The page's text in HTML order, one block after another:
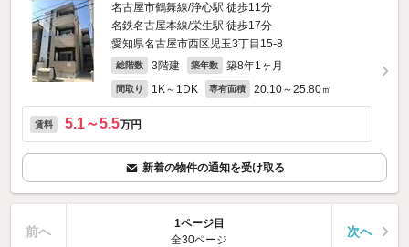
名古屋市鶴舞線/浄心駅 徒歩11分
名鉄名古屋本線/栄生駅 徒歩17分
愛知県名古屋市西区児玉3丁目15-8
総階数 3階建 築年数 築8年1ヶ月
間取り 1K～1DK 専有面積 20.10～25.80㎡
賃料 5.1～5.5万円
新着の物件の通知を受け取る
前へ
1ページ目
全30ページ
次へ